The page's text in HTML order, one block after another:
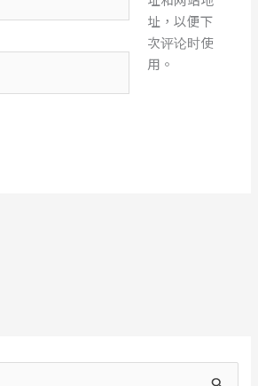
址，以便下
次评论时使
用。